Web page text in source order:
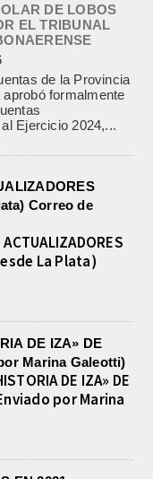
DE LOBOS
EL TRIBUNAL
de la Provincia
formalmente
Ejercicio 2024,...
La Plata)
DE IZA» DE
por Marina